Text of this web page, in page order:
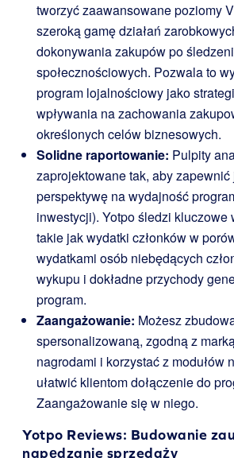
tworzyć zaawansowane poziomy
szeroką gamę działań
dokonywania zakupów po
społecznościowych. Pozwala to
program lojalnościowy jako
wpływania na zachowania
określonych celów biznesowych.
Solidne raportowanie: Pulpity
zaprojektowane tak, aby zapewnić
perspektywę na wydajność
inwestycji). Yotpo śledzi kluczowe
takie jak wydatki członków w
wydatkami osób niebędących
wykupu i dokładne przychody
program.
Zaangażowanie: Możesz
spersonalizowaną, zgodną z
nagrodami i korzystać z modułów
ułatwić klientom dołączenie do
Zaangażowanie się w niego.
Yotpo Reviews: Budowanie
napędzanie sprzedaży